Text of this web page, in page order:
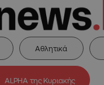
Αθλητικά
ALPHA της Κυριακής